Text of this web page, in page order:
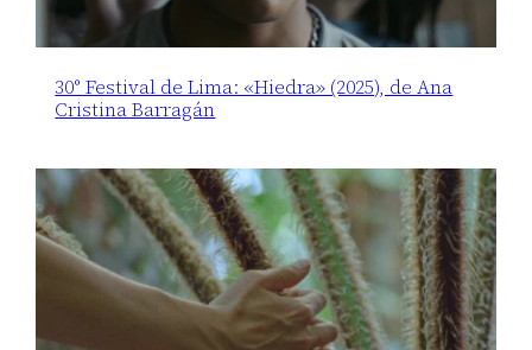
30° Festival de Lima: «Hiedra» (2025), de Ana
Cristina Barragán